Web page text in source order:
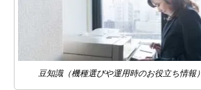
豆知識（機種選びや運用時のお役立ち情報）